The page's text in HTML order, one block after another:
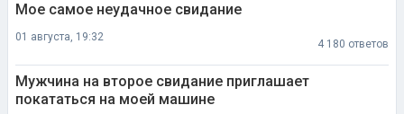
Мое самое неудачное свидание
01 августа, 19:32
4 180 ответов
Мужчина на второе свидание приглашает
покататься на моей машине